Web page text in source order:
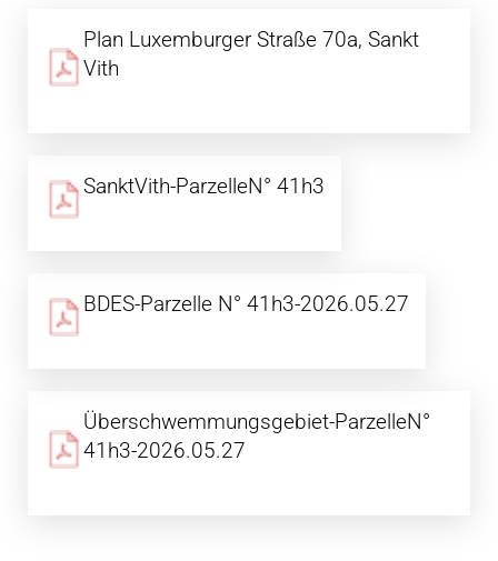
Plan Luxemburger Straße 70a, Sankt
Vith
SanktVith-ParzelleN° 41h3
BDES-Parzelle N° 41h3-2026.05.27
Überschwemmungsgebiet-ParzelleN°
41h3-2026.05.27